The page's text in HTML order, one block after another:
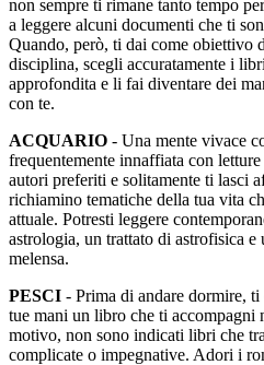
non sempre ti rimane tanto tempo
a leggere alcuni documenti che ti
Quando, però, ti dai come obiettivo
disciplina, scegli accuratamente i
approfondita e li fai diventare dei
con te.
ACQUARIO - Una mente vivace
frequentemente innaffiata con
autori preferiti e solitamente ti lasci
richiamino tematiche della tua vita
attuale. Potresti leggere
astrologia, un trattato di astrofisica e
melensa.
PESCI - Prima di andare dormire, ti
tue mani un libro che ti accompagni
motivo, non sono indicati libri che
complicate o impegnative. Adori i